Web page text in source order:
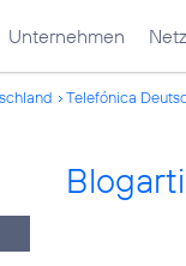
Unternehmen
Telefónica